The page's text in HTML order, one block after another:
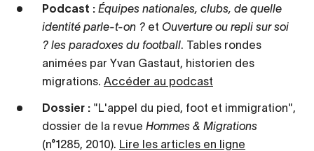
Podcast : Équipes nationales, clubs, de quelle
identité parle-t-on ? et Ouverture ou repli sur soi
? les paradoxes du football. Tables rondes
animées par Yvan Gastaut, historien des
migrations. Accéder au podcast
Dossier : "L'appel du pied, foot et immigration",
dossier de la revue Hommes & Migrations
(n°1285, 2010). Lire les articles en ligne